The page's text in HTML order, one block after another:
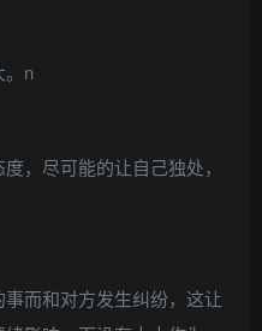
。n
，尽可能的让自己独处，
而和对方发生纠纷，这让